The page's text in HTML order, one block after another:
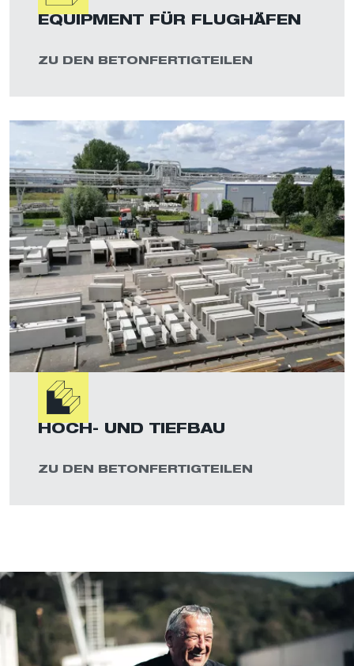
EQUIPMENT FÜR FLUGHÄFEN
ZU DEN BETONFERTIGTEILEN
HOCH- UND TIEFBAU
ZU DEN BETONFERTIGTEILEN